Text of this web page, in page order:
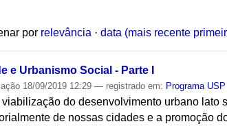
por relevância · data (mais recente
Urbanismo Social - Parte I
18/09/2019 12:29— registrado em: Programa
do desenvolvimento urbano lato
de nossas cidades e a promoção